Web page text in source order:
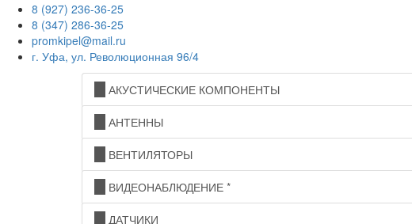
8 (927) 236-36-25
8 (347) 286-36-25
promkipel@mail.ru
г. Уфа, ул. Революционная 96/4
АКУСТИЧЕСКИЕ КОМПОНЕНТЫ
АНТЕННЫ
ВЕНТИЛЯТОРЫ
ВИДЕОНАБЛЮДЕНИЕ *
ДАТЧИКИ